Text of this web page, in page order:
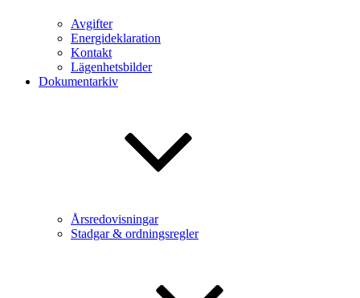
Avgifter
Energideklaration
Kontakt
Lägenhetsbilder
Dokumentarkiv
Årsredovisningar
Stadgar & ordningsregler